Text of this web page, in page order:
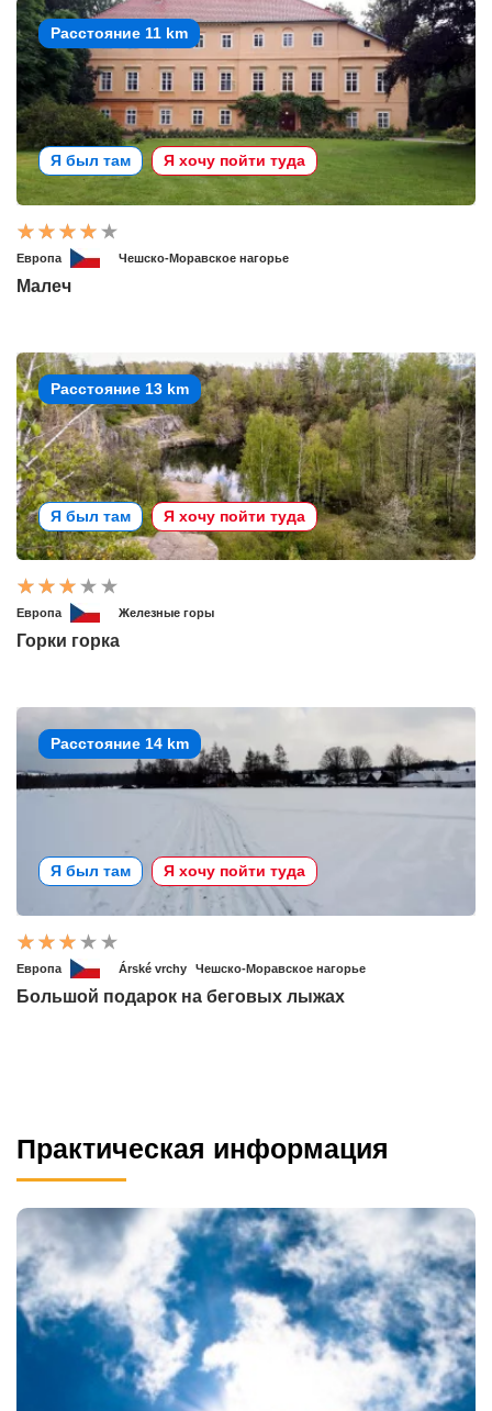
Расстояние 11 km
Я был там Я хочу пойти туда
Европа Чешско-Моравское нагорье
Малеч
Расстояние 13 km
Я был там Я хочу пойти туда
Европа Железные горы
Горки горка
Расстояние 14 km
Я был там Я хочу пойти туда
Европа Árské vrchy Чешско-Моравское нагорье
Большой подарок на беговых лыжах
Практическая информация